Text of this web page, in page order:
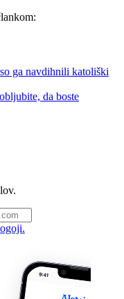
ga navdihnili katoliški
da boste